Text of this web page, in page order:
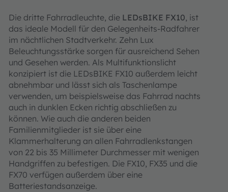
Die dritte Fahrradleuchte, die LEDsBIKE FX10, ist
das ideale Modell für den Gelegenheits-Radfahrer
im nächtlichen Stadtverkehr. Zehn Lux
Beleuchtungsstärke sorgen für ausreichend Sehen
und Gesehen werden. Als Multifunktionslicht
konzipiert ist die LEDsBIKE FX10 außerdem leicht
abnehmbar und lässt sich als Taschenlampe
verwenden, um beispielsweise das Fahrrad nachts
auch in dunklen Ecken richtig abschließen zu
können. Wie auch die anderen beiden
Familienmitglieder ist sie über eine
Klammerhalterung an allen Fahrradlenkstangen
von 22 bis 35 Millimeter Durchmesser mit wenigen
Handgriffen zu befestigen. Die FX10, FX35 und die
FX70 verfügen außerdem über eine
Batteriestandsanzeige.